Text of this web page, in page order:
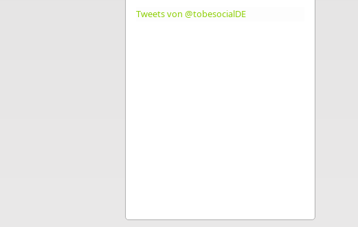
Tweets von @tobesocialDE